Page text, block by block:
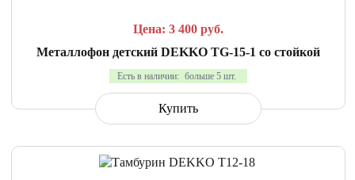
Цена: 3 400 руб.
Металлофон детский DEKKO TG-15-1 со стойкой
Есть в наличии: больше 5 шт.
Купить